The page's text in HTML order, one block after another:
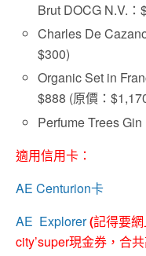
Brut DOCG N.V.
Charles De
$300)
Organic Set in
$888 (原價：
Perfume Trees
適用信用卡：
AE Centurion卡
AE Explorer(記得要
city’super現金券，合